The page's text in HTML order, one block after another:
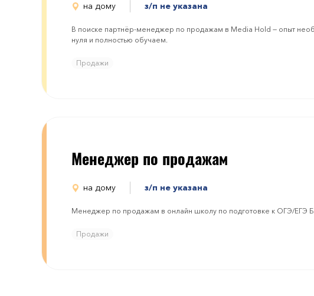
на дому з/п не указана
В поиске партнёр-менеджер по продажам в Media Hold — опыт
нуля и полностью обучаем.
Продажи
Менеджер по продажам
на дому з/п не указана
Менеджер по продажам в онлайн школу по подготовке к ОГЭ/ЕГЭ
Продажи